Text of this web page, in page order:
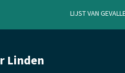
Lijst van
Linden